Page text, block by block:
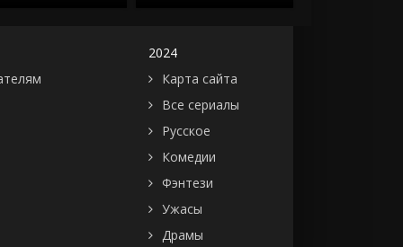
2024
Карта сайта
Все сериалы
Русское
Комедии
Фэнтези
Ужасы
Драмы